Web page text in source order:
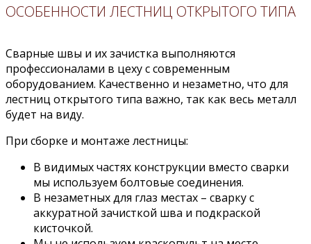
ОСОБЕННОСТИ ЛЕСТНИЦ ОТКРЫТОГО ТИПА
Сварные швы и их зачистка выполняются
профессионалами в цеху с современным
оборудованием. Качественно и незаметно, что для
лестниц открытого типа важно, так как весь металл
будет на виду.
При сборке и монтаже лестницы:
В видимых частях конструкции вместо сварки
мы используем болтовые соединения.
В незаметных для глаз местах – сварку с
аккуратной зачисткой шва и подкраской
кисточкой.